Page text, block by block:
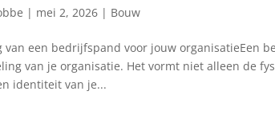
| mei 2, 2026 | Bouw
van een bedrijfspand voor jouw organisatieEen
van je organisatie. Het vormt niet alleen de
identiteit van je...